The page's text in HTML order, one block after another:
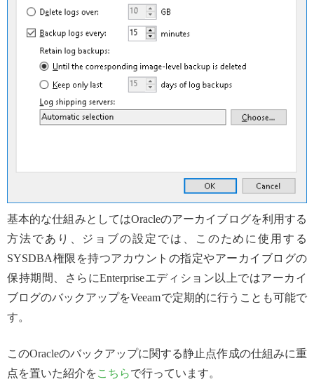
基本的な仕組みとしてはOracleのアーカイブログを利用する
方法であり、ジョブの設定では、このために使用する
SYSDBA権限を持つアカウントの指定やアーカイブログの
保持期間、さらにEnterpriseエディション以上ではアーカイ
ブログのバックアップをVeeamで定期的に行うことも可能で
す。
このOracleのバックアップに関する静止点作成の仕組みに重
点を置いた紹介をこちらで行っています。